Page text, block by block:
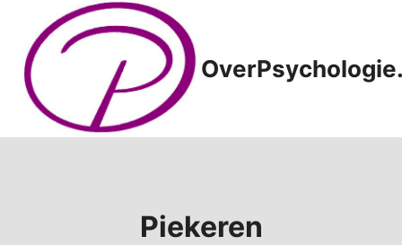
Doorgaan
inhoud
Piekeren